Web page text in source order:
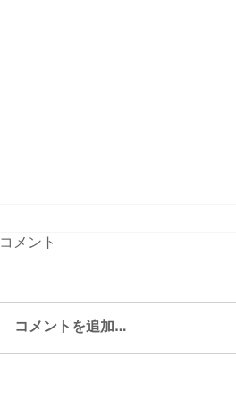
コメント
コメントを追加…